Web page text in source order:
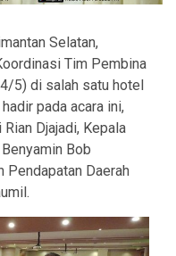
Selatan,
Tim Pembina
5) di salah satu hotel
pada acara ini,
Djajadi, Kepala
Bob
Pendapatan Daerah